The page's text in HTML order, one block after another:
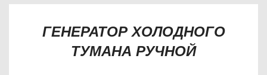
ГЕНЕРАТОР ХОЛОДНОГО
ТУМАНА РУЧНОЙ